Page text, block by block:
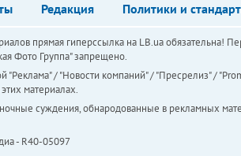
Редакция Политики и
прямая гиперссылка на LB.ua обязательна!
Фото Группа" запрещено.
/ "Новости компаний" / "Пресрелиз" /
материалах.
суждения, обнародованные в рекламных
- R40-05097